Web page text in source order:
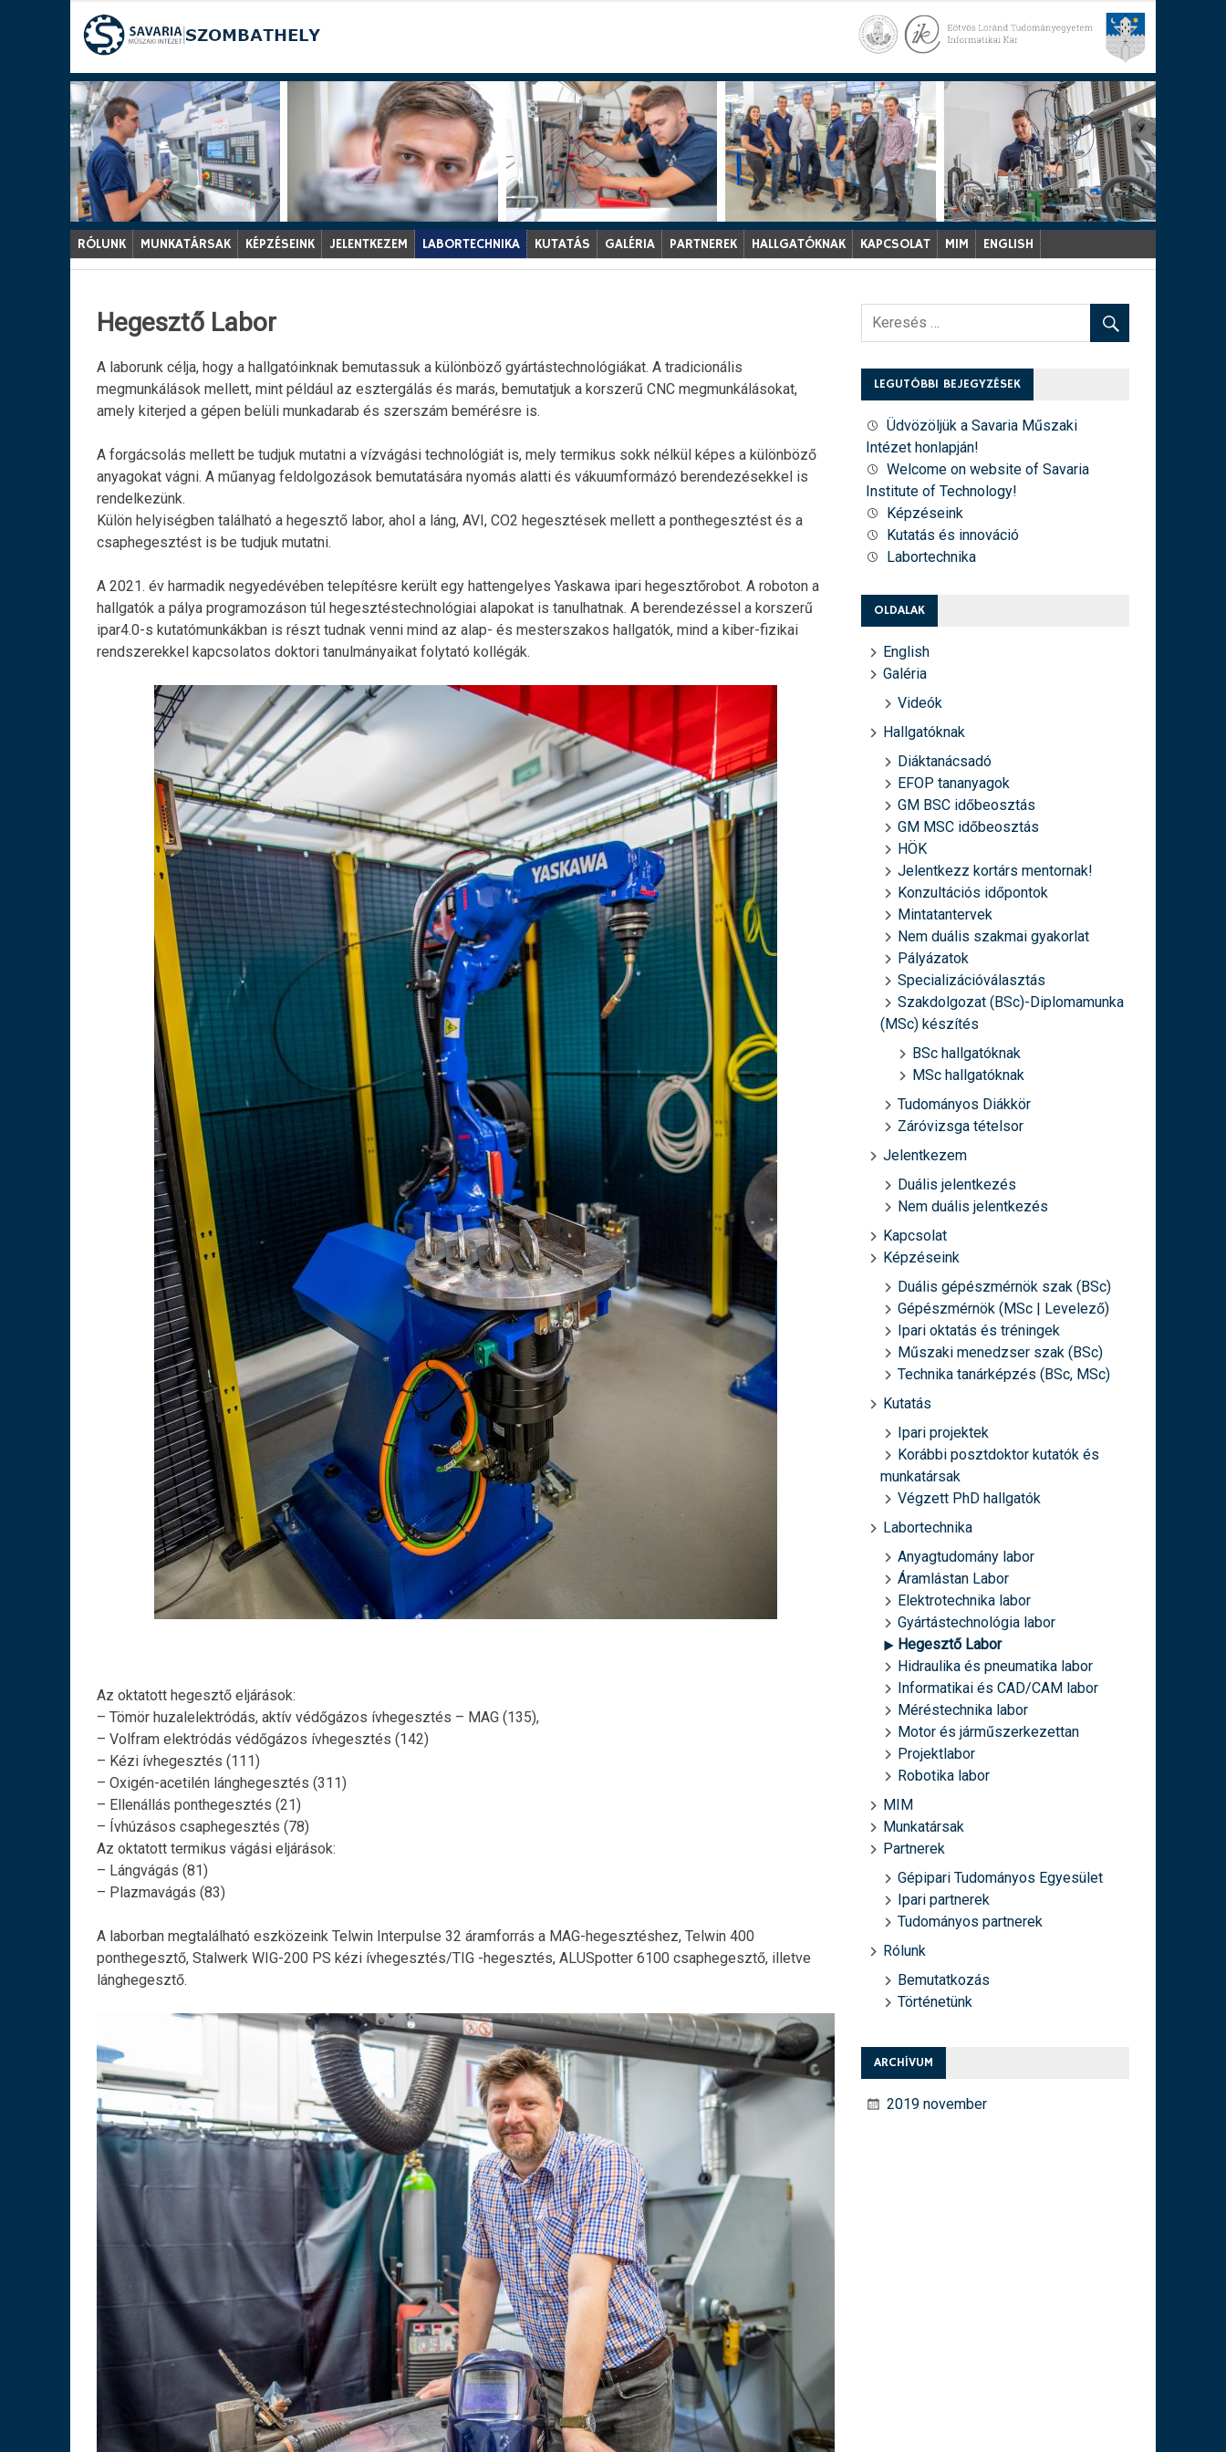
Ugrás
tartalomra
RÓLUNK MUNKATÁRSAK KÉPZÉSEINK JELENTKEZEM LABORTECHNIKA KUTATÁS GALÉRIA PARTNEREK HALLGATÓKNAK KAPCSOLAT MIM ENGLISH
Hegesztő Labor
A laborunk célja, hogy a hallgatóinknak bemutassuk a különböző gyártástechnológiákat. A tradicionális
megmunkálások mellett, mint például az esztergálás és marás, bemutatjuk a korszerű CNC megmunkálásokat,
amely kiterjed a gépen belüli munkadarab és szerszám bemérésre is.
A forgácsolás mellett be tudjuk mutatni a vízvágási technológiát is, mely termikus sokk nélkül képes a különböző
anyagokat vágni. A műanyag feldolgozások bemutatására nyomás alatti és vákuumformázó berendezésekkel is
rendelkezünk.
Külön helyiségben található a hegesztő labor, ahol a láng, AVI, CO2 hegesztések mellett a ponthegesztést és a
csaphegesztést is be tudjuk mutatni.
A 2021. év harmadik negyedévében telepítésre került egy hattengelyes Yaskawa ipari hegesztőrobot. A roboton a
hallgatók a pálya programozáson túl hegesztéstechnológiai alapokat is tanulhatnak. A berendezéssel a korszerű
ipar4.0-s kutatómunkákban is részt tudnak venni mind az alap- és mesterszakos hallgatók, mind a kiber-fizikai
rendszerekkel kapcsolatos doktori tanulmányaikat folytató kollégák.
Az oktatott hegesztő eljárások:
– Tömör huzalelektródás, aktív védőgázos ívhegesztés – MAG (135),
– Volfram elektródás védőgázos ívhegesztés (142)
– Kézi ívhegesztés (111)
– Oxigén-acetilén lánghegesztés (311)
– Ellenállás ponthegesztés (21)
– Ívhúzásos csaphegesztés (78)
Az oktatott termikus vágási eljárások:
– Lángvágás (81)
– Plazmavágás (83)
A laborban megtalálható eszközeink Telwin Interpulse 32 áramforrás a MAG-hegesztéshez, Telwin 400
ponthegesztő, Stalwerk WIG-200 PS kézi ívhegesztés/TIG -hegesztés, ALUSpotter 6100 csaphegesztő, illetve
lánghegesztő.
LEGUTÓBBI BEJEGYZÉSEK
Üdvözöljük a Savaria Műszaki
Intézet honlapján!
Welcome on website of Savaria
Institute of Technology!
Képzéseink
Kutatás és innováció
Labortechnika
OLDALAK
English
Galéria
Videók
Hallgatóknak
Diáktanácsadó
EFOP tananyagok
GM BSC időbeosztás
GM MSC időbeosztás
HÖK
Jelentkezz kortárs mentornak!
Konzultációs időpontok
Mintatantervek
Nem duális szakmai gyakorlat
Pályázatok
Specializációválasztás
Szakdolgozat (BSc)-Diplomamunka
(MSc) készítés
BSc hallgatóknak
MSc hallgatóknak
Tudományos Diákkör
Záróvizsga tételsor
Jelentkezem
Duális jelentkezés
Nem duális jelentkezés
Kapcsolat
Képzéseink
Duális gépészmérnök szak (BSc)
Gépészmérnök (MSc | Levelező)
Ipari oktatás és tréningek
Műszaki menedzser szak (BSc)
Technika tanárképzés (BSc, MSc)
Kutatás
Ipari projektek
Korábbi posztdoktor kutatók és
munkatársak
Végzett PhD hallgatók
Labortechnika
Anyagtudomány labor
Áramlástan Labor
Elektrotechnika labor
Gyártástechnológia labor
Hegesztő Labor
Hidraulika és pneumatika labor
Informatikai és CAD/CAM labor
Méréstechnika labor
Motor és járműszerkezettan
Projektlabor
Robotika labor
MIM
Munkatársak
Partnerek
Gépipari Tudományos Egyesület
Ipari partnerek
Tudományos partnerek
Rólunk
Bemutatkozás
Történetünk
ARCHÍVUM
2019 november